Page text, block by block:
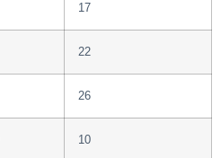
17
22
26
10